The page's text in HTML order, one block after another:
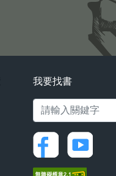
我要找書